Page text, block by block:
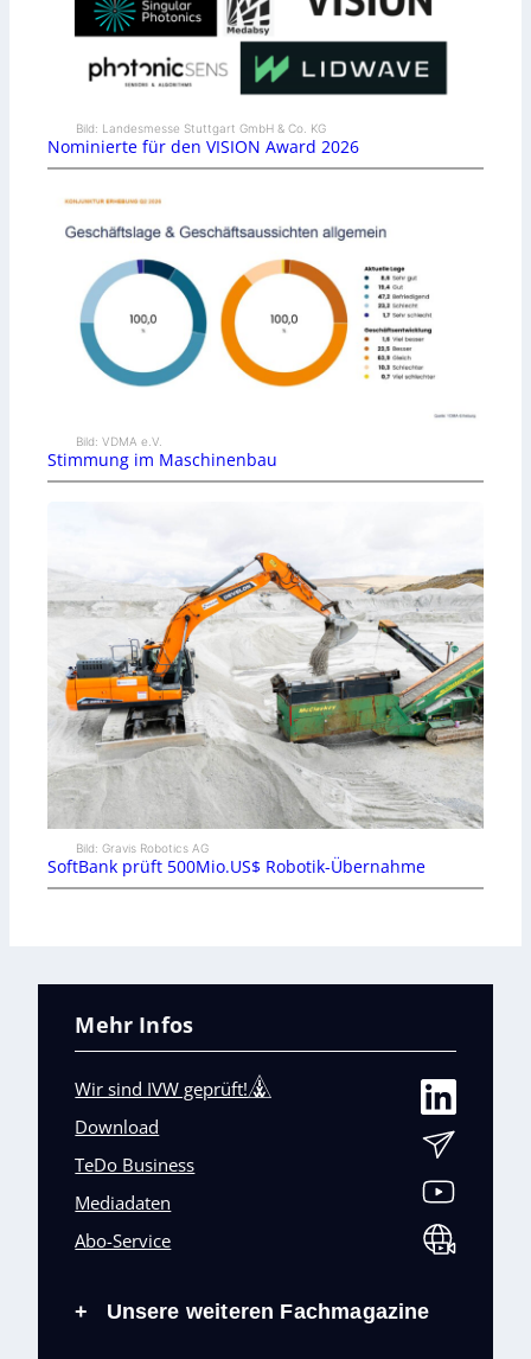
Bild: Landesmesse Stuttgart GmbH & Co. KG
Nominierte für den VISION Award 2026
Bild: VDMA e.V.
Stimmung im Maschinenbau
Bild: Gravis Robotics AG
SoftBank prüft 500Mio.US$ Robotik-Übernahme
Mehr Infos
Wir sind IVW geprüft!
Download
TeDo Business
Mediadaten
Abo-Service
+ Unsere weiteren Fachmagazine